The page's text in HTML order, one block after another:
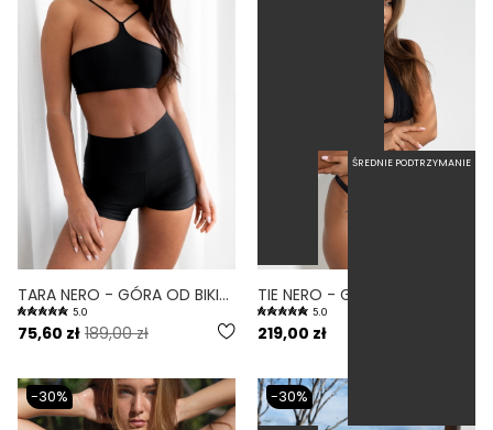
TARA NERO - GÓRA OD BIKINI WIĄZANA CZARNY
5.0
75,60 zł 189,00 zł
5.0
219,00 zł
-30%
ŚREDNIE PODTRZYMANIE
-30%